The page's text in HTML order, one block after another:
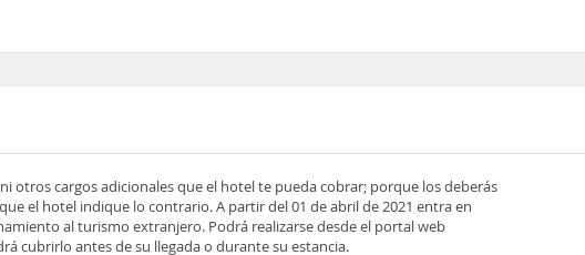
otros cargos adicionales que el hotel te pueda cobrar; porque los deberás
el hotel indique lo contrario. A partir del 01 de abril de 2021 entra en
al turismo extranjero. Podrá realizarse desde el portal web
cubrirlo antes de su llegada o durante su estancia.